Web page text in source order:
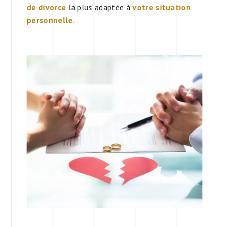
de divorce la plus adaptée àvotre situation
personnelle.